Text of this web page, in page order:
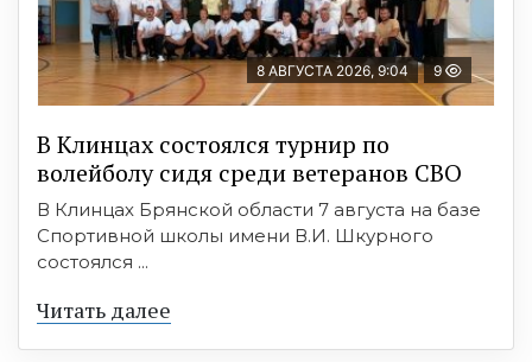
8 АВГУСТА 2026, 9:04 9
В Клинцах состоялся турнир по
волейболу сидя среди ветеранов СВО
В Клинцах Брянской области 7 августа на базе
Спортивной школы имени В.И. Шкурного
состоялся ...
Читать далее